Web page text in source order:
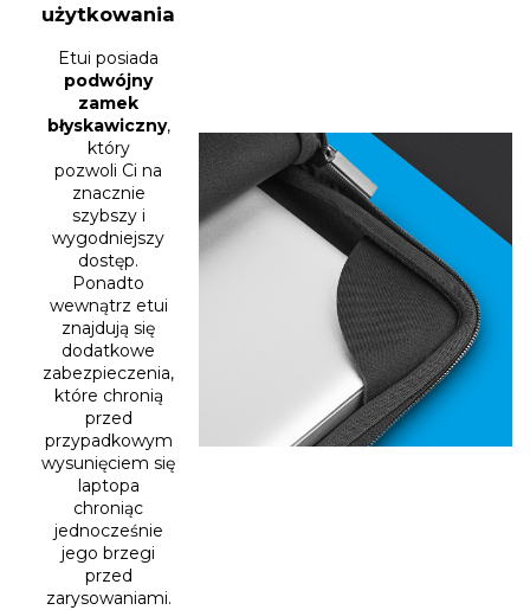
użytkowania
Etui posiada
podwójny
zamek
błyskawiczny,
który
pozwoli Ci na
znacznie
szybszy i
wygodniejszy
dostęp.
Ponadto
wewnątrz etui
znajdują się
dodatkowe
zabezpieczenia,
które chronią
przed
przypadkowym
wysunięciem się
laptopa
chroniąc
jednocześnie
jego brzegi
przed
zarysowaniami.